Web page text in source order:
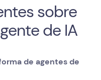
sobre
de IA
de agentes de